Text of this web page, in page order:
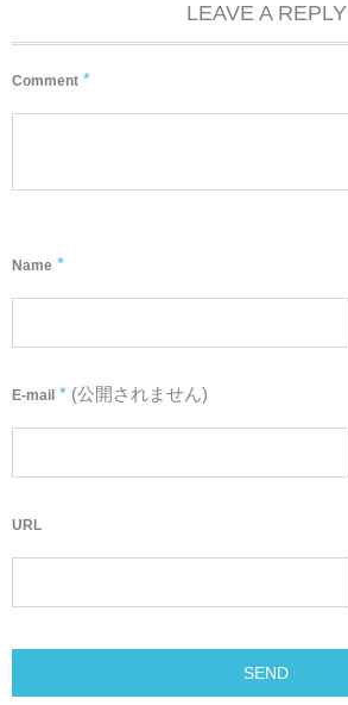
LEAVE A REPLY
Comment *
Name *
E-mail * (公開されません)
URL